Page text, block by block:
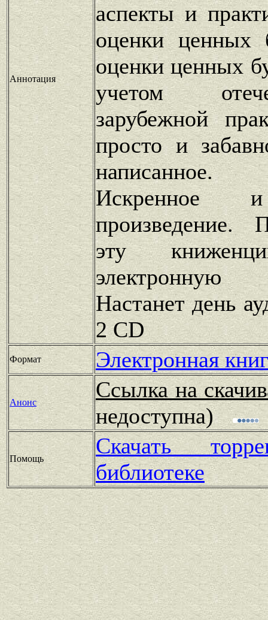
Аннотация
аспекты и
оценки ценных
оценки ценных
учетом
зарубежной
просто и
написанное.
Искренное и
произведение.
эту
Настанет день
2 CD
Формат Электронная
Анонс
Ссылка на
недоступна)
Помощь
Скачать
библиотеке